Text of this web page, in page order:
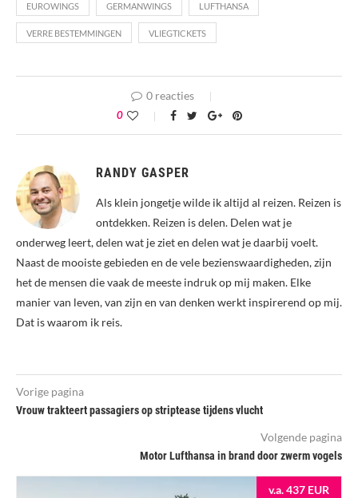
EUROWINGS GERMANWINGS LUFTHANSA
VERRE BESTEMMINGEN VLIEGTICKETS
0 reacties
0
RANDY GASPER
Als klein jongetje wilde ik altijd al reizen. Reizen is
ontdekken. Reizen is delen. Delen wat je
onderweg leert, delen wat je ziet en delen wat je daarbij voelt.
Naast de mooiste gebieden en de vele bezienswaardigheden, zijn
het de mensen die vaak de meeste indruk op mij maken. Elke
manier van leven, van zijn en van denken werkt inspirerend op mij.
Dat is waarom ik reis.
Vorige pagina
Vrouw trakteert passagiers op striptease tijdens vlucht
Volgende pagina
Motor Lufthansa in brand door zwerm vogels
v.a. 437 EUR